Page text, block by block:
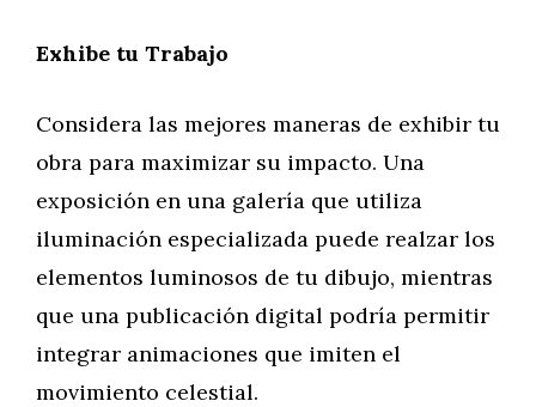
Exhibe tu Trabajo
Considera las mejores maneras de exhibir tu
obra para maximizar su impacto. Una
exposición en una galería que utiliza
iluminación especializada puede realzar los
elementos luminosos de tu dibujo, mientras
que una publicación digital podría permitir
integrar animaciones que imiten el
movimiento celestial.